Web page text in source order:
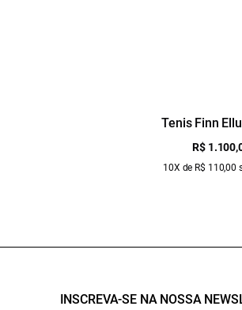
Tenis Finn
R$
10X de R$ 110,00
INSCREVA-SE NA NOSSA